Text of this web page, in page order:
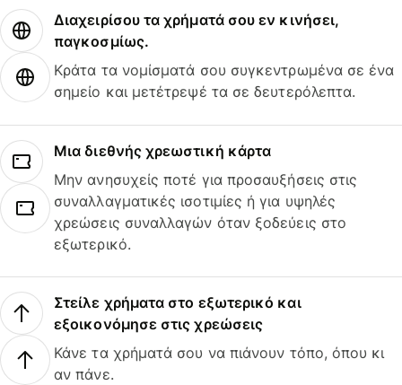
Διαχειρίσου τα χρήματά σου εν κινήσει,
παγκοσμίως.
Κράτα τα νομίσματά σου συγκεντρωμένα σε ένα
σημείο και μετέτρεψέ τα σε δευτερόλεπτα.
Μια διεθνής χρεωστική κάρτα
Μην ανησυχείς ποτέ για προσαυξήσεις στις
συναλλαγματικές ισοτιμίες ή για υψηλές
χρεώσεις συναλλαγών όταν ξοδεύεις στο
εξωτερικό.
Στείλε χρήματα στο εξωτερικό και
εξοικονόμησε στις χρεώσεις
Κάνε τα χρήματά σου να πιάνουν τόπο, όπου κι
αν πάνε.